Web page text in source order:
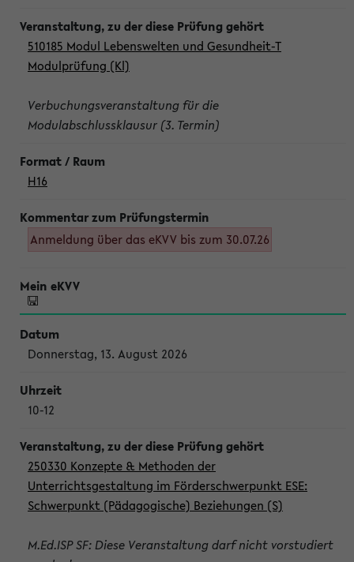
510185 Modul Lebenswelten und Gesundheit-T
Modulprüfung (Kl)
Verbuchungsveranstaltung für die
Modulabschlussklausur (3. Termin)
H16
Anmeldung über das eKVV bis zum 30.07.26
Donnerstag, 13. August 2026
10-12
250330 Konzepte & Methoden der
Unterrichtsgestaltung im Förderschwerpunkt ESE:
Schwerpunkt (Pädagogische) Beziehungen (S)
M.Ed.ISP SF: Diese Veranstaltung darf nicht vorstudiert